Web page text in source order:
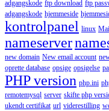
adgangskode ftp download ftp
adgangskode hjemmeside
kontrolpanel linux
nameserver
new domain New email account
oprette database opsige opsigelse
PHP version php.ini
remotemysql server skifte php
ukendt certifikat url viderestilling